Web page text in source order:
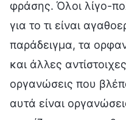
φράσης. Όλοι λίγο-
για το τι είναι
παράδειγμα, τα
και άλλες
οργανώσεις που
αυτά είναι